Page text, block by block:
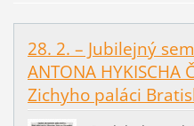
28. 2. – Jubilejný
ANTONA HYKISCHA
Zichyho paláci